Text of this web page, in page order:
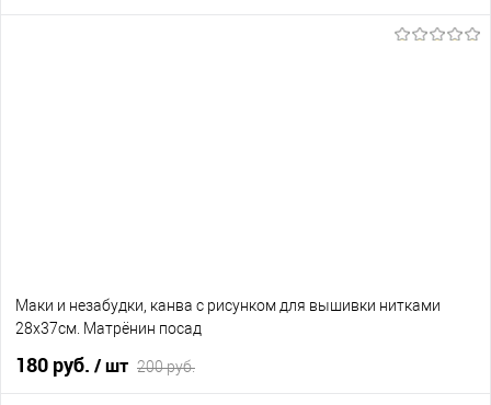
Маки и незабудки, канва с рисунком для вышивки нитками
28х37см. Матрёнин посад
180 руб. / шт 200 руб.